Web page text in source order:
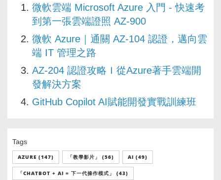
微軟雲端 Microsoft Azure 入門 - 快速考
到第一張雲端證照 AZ-900
微軟 Azure｜通關 AZ-104 認證，邁向雲
端 IT 管理之路
AZ-204 認證攻略Ｉ從Azure著手雲端開
發解決方案
GitHub Copilot AI賦能開發實戰訓練班
Tags
AZURE (147) 「教學影片」 (56) AI (49)
「CHATBOT + AI = 下一代操作模式」 (43)